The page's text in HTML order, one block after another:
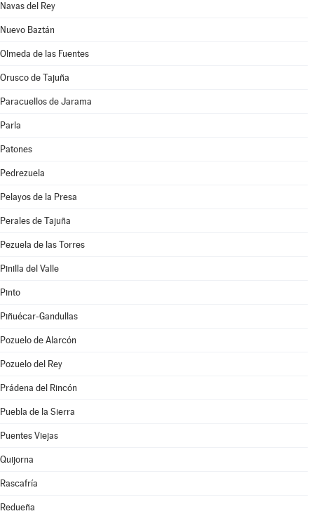
Navas del Rey
Nuevo Baztán
Olmeda de las Fuentes
Orusco de Tajuña
Paracuellos de Jarama
Parla
Patones
Pedrezuela
Pelayos de la Presa
Perales de Tajuña
Pezuela de las Torres
Pinilla del Valle
Pinto
Piñuécar-Gandullas
Pozuelo de Alarcón
Pozuelo del Rey
Prádena del Rincón
Puebla de la Sierra
Puentes Viejas
Quijorna
Rascafría
Redueña